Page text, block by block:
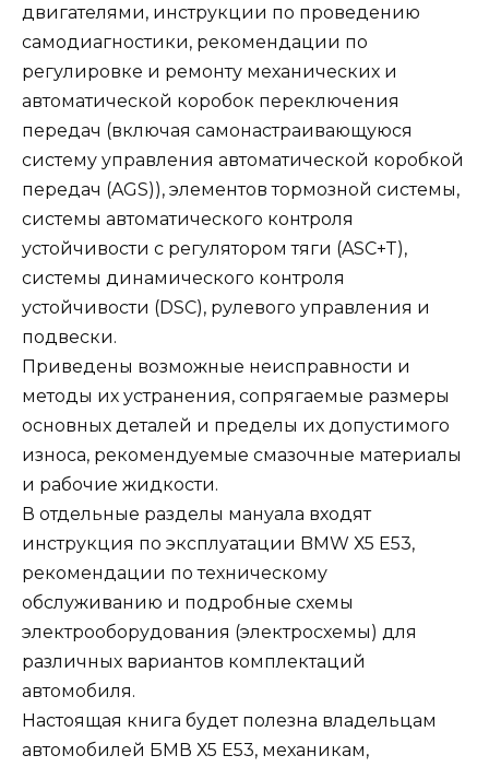
двигателями, инструкции по проведению
самодиагностики, рекомендации по
регулировке и ремонту механических и
автоматической коробок переключения
передач (включая самонастраивающуюся
систему управления автоматической коробкой
передач (AGS)), элементов тормозной системы,
системы автоматического контроля
устойчивости с регулятором тяги (ASC+T),
системы динамического контроля
устойчивости (DSC), рулевого управления и
подвески.
Приведены возможные неисправности и
методы их устранения, сопрягаемые размеры
основных деталей и пределы их допустимого
износа, рекомендуемые смазочные материалы
и рабочие жидкости.
В отдельные разделы мануала входят
инструкция по эксплуатации BMW Х5 Е53,
рекомендации по техническому
обслуживанию и подробные схемы
электрооборудования (электросхемы) для
различных вариантов комплектаций
автомобиля.
Настоящая книга будет полезна владельцам
автомобилей БМВ Х5 Е53, механикам,